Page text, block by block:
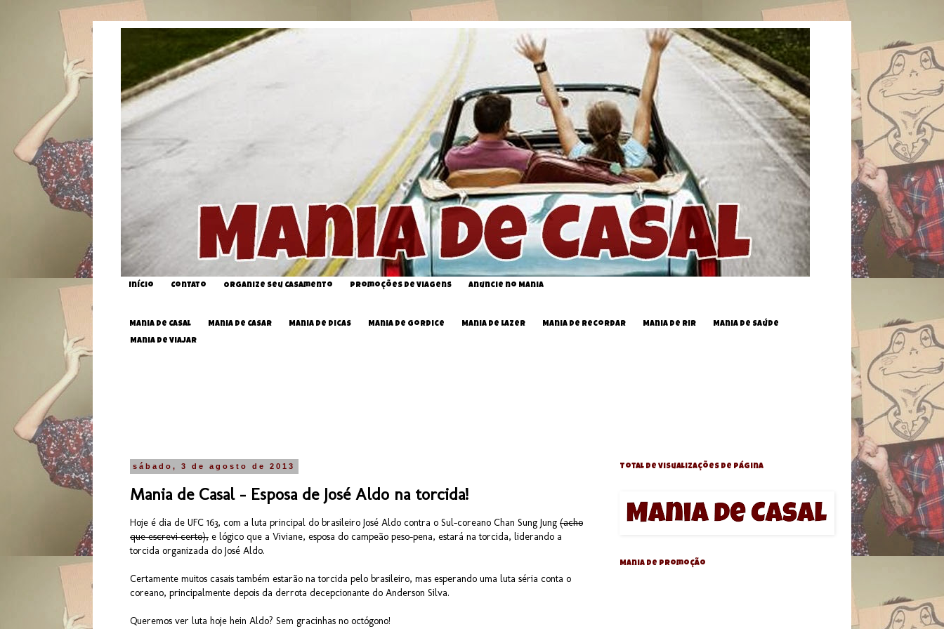
Início Contato Organize seu Casamento Promoções de Viagens Anuncie no Mania
Mania de Casal Mania de Casar Mania de Dicas Mania de Gordice Mania de Lazer Mania de Recordar Mania de Rir Mania de Saúde
Mania de Viajar
sábado, 3 de agosto de 2013
Mania de Casal - Esposa de José Aldo na torcida!
Hoje é dia de UFC 163, com a luta principal do brasileiro José Aldo contra o Sul-coreano Chan Sung Jung (acho
que escrevi certo), e lógico que a Viviane, esposa do campeão peso-pena, estará na torcida, liderando a
torcida organizada do José Aldo.
Certamente muitos casais também estarão na torcida pelo brasileiro, mas esperando uma luta séria conta o
coreano, principalmente depois da derrota decepcionante do Anderson Silva.
Queremos ver luta hoje hein Aldo? Sem gracinhas no octógono!
Total de visualizações de página
Mania de Promoção